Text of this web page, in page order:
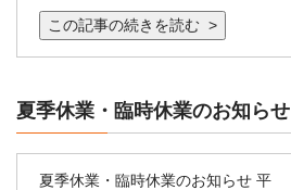
この記事の続きを読む >
夏季休業・臨時休業のお知らせ
夏季休業・臨時休業のお知らせ 平